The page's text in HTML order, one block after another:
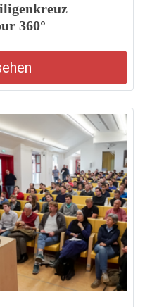
360°